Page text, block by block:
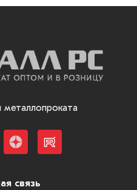
металлопроката
связь